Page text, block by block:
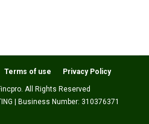
Terms of use Privacy Policy
All Rights Reserved
| Business Number: 310376371